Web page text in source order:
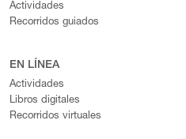
Actividades
Recorridos guiados
EN LÍNEA
Actividades
Libros digitales
Recorridos virtuales